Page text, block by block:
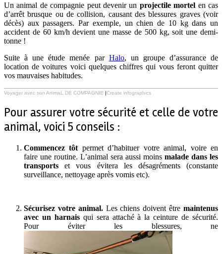
Un animal de compagnie peut devenir un projectile mortel en cas
d’arrêt brusque ou de collision, causant des blessures graves (voir
décès) aux passagers. Par exemple, un chien de 10 kg dans un
accident de 60 km/h devient une masse de 500 kg, soit une demi-
tonne !
Suite à une étude menée par Halo, un groupe d’assurance de
location de voitures voici quelques chiffres qui vous feront quitter
vos mauvaises habitudes.
Voyager avec son AnimaL DE COMPAGNIE |Create infographics
Pour assurer votre sécurité et celle de votre
animal, voici 5 conseils :
Commencez tôtpermet d’habituer votre animal, voire en
faire une routine. L’animal sera aussi moins malade dans les
transports et vous évitera les désagréments (constante
surveillance, nettoyage après vomis etc).
Sécurisez votre animal. Les chiens doivent êtremaintenus
avec un harnaisqui sera attaché à la ceinture de sécurité.
Pour éviter les blessures, ne